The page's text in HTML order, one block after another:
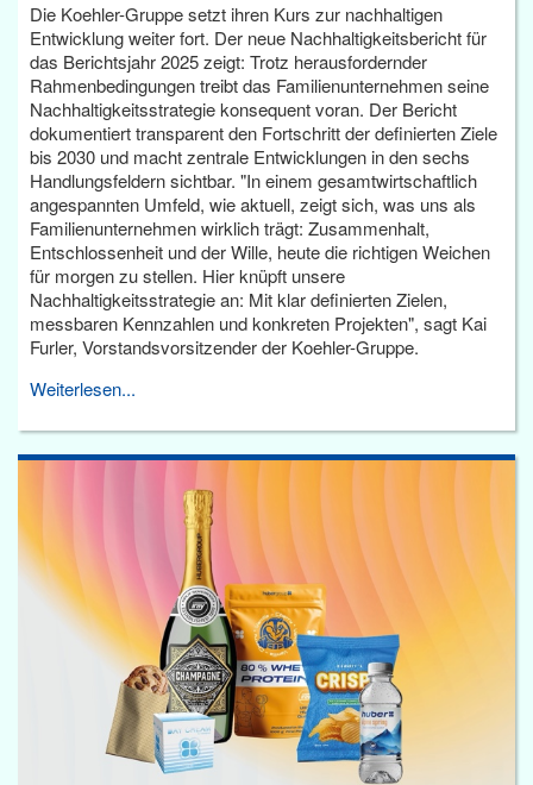
Die Koehler-Gruppe setzt ihren Kurs zur nachhaltigen
Entwicklung weiter fort. Der neue Nachhaltigkeitsbericht für
das Berichtsjahr 2025 zeigt: Trotz herausfordernder
Rahmenbedingungen treibt das Familienunternehmen seine
Nachhaltigkeitsstrategie konsequent voran. Der Bericht
dokumentiert transparent den Fortschritt der definierten Ziele
bis 2030 und macht zentrale Entwicklungen in den sechs
Handlungsfeldern sichtbar. "In einem gesamtwirtschaftlich
angespannten Umfeld, wie aktuell, zeigt sich, was uns als
Familienunternehmen wirklich trägt: Zusammenhalt,
Entschlossenheit und der Wille, heute die richtigen Weichen
für morgen zu stellen. Hier knüpft unsere
Nachhaltigkeitsstrategie an: Mit klar definierten Zielen,
messbaren Kennzahlen und konkreten Projekten", sagt Kai
Furler, Vorstandsvorsitzender der Koehler-Gruppe.
Weiterlesen...